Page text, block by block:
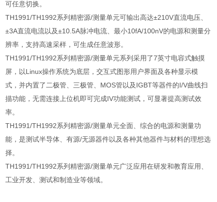
可任意切换。
TH1991/TH1992系列精密源/测量单元可输出高达±210V直流电压、
±3A直流电流以及±10.5A脉冲电流、最小10fA/100nV的电源和测量分
辨率，支持高速采样，可生成任意波形。
TH1991/TH1992系列精密源/测量单元系列采用了7英寸电容式触摸
屏，以Linux操作系统为底层，交互式图形用户界面及各种显示模
式，并内置了二极管、三极管、 MOS管以及IGBT等器件的I/V曲线扫
描功能，无需连接上位机即可完成IV功能测试，可显著提高测试效
率。
TH1991/TH1992系列精密源/测量单元全面、综合的电源和测量功
能，是测试半导体、有源/无源器件以及各种其他器件与材料的理想选
择。
TH1991/TH1992系列精密源/测量单元广泛应用在研发和教育应用、
工业开发、测试和制造业等领域。